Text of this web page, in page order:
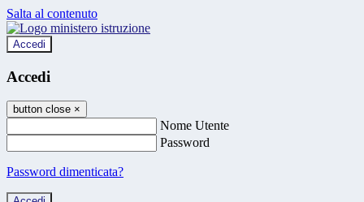
Salta al contenuto
Accedi
Accedi
button close ×
Nome Utente
Password
Password dimenticata?